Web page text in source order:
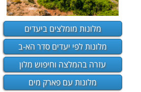
מלונות מומלצים ביעדים
מלונות לפי יעדים סדר הא-ב
עזרה בהמלצה וחיפוש מלון
מלונות עם פארק מים